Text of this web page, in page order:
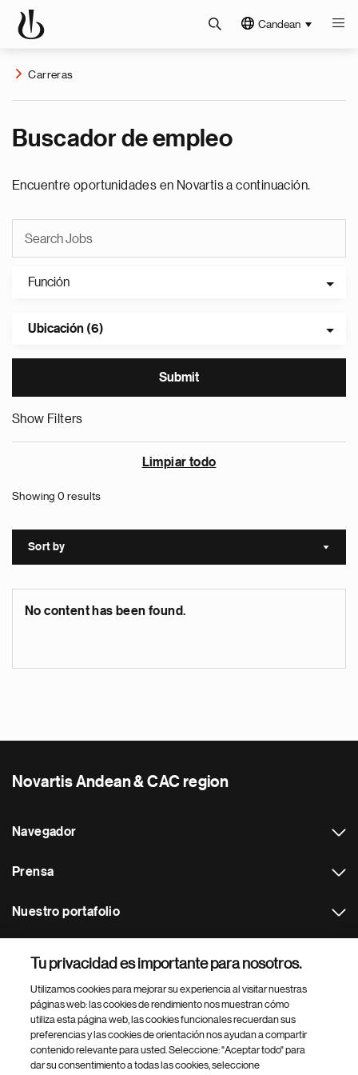
Candean
Carreras
Buscador de empleo
Encuentre oportunidades en Novartis a continuación.
Función
Ubicación (6)
Show Filters
Limpiar todo
Showing 0 results
Sort by Sort
No content has been found.
Novartis Andean & CAC region
Navegador
Prensa
Nuestro portafolio
Footer Site Search
Tu privacidad es importante para nosotros.
Utilizamos cookies para mejorar su experiencia al visitar nuestras
páginas web: las cookies de rendimiento nos muestran cómo
utiliza esta página web, las cookies funcionales recuerdan sus
preferencias y las cookies de orientación nos ayudan a compartir
contenido relevante para usted. Seleccione: "Aceptar todo" para
dar su consentimiento a todas las cookies, seleccione